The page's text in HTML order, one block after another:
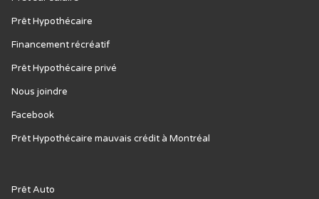
Prêt Hypothécaire
Financement récréatif
Prêt Hypothécaire privé
Nous joindre
Facebook
Prêt Hypothécaire mauvais crédit à Montréal
Prêt Auto